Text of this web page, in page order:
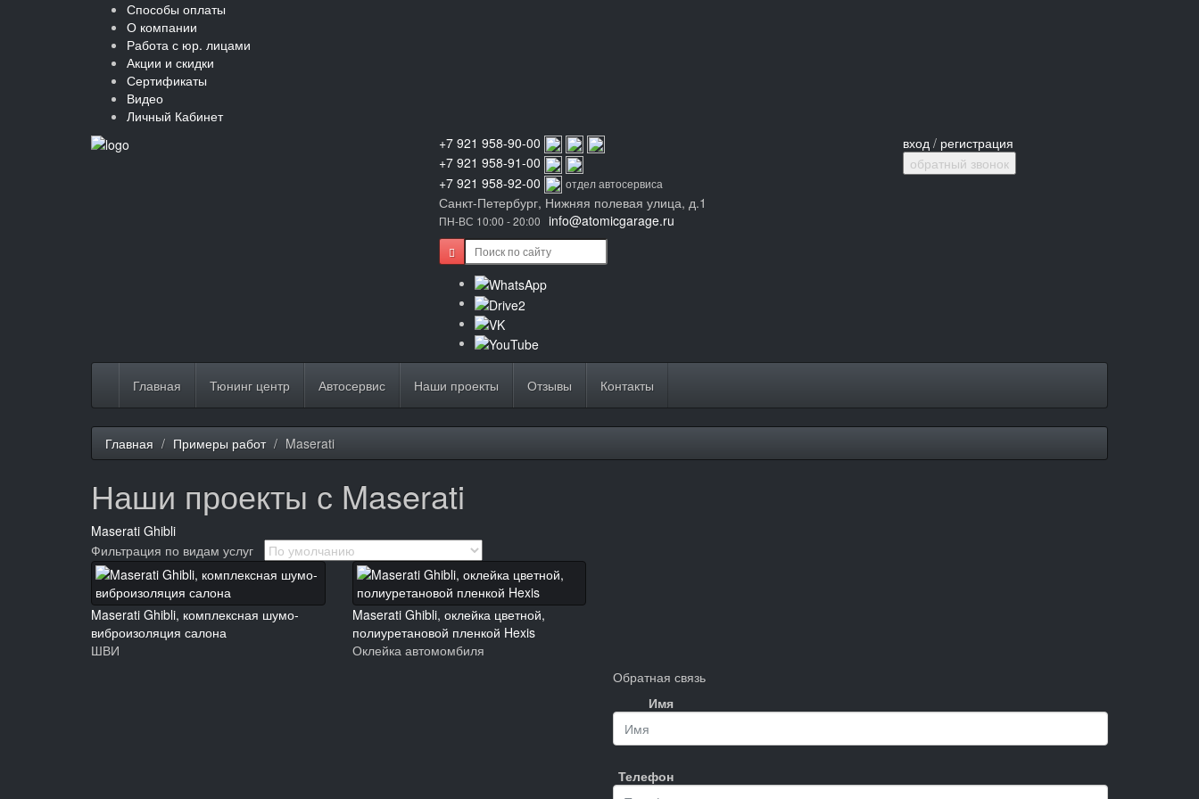
Способы оплаты
О компании
Работа с юр. лицами
Акции и скидки
Сертификаты
Видео
Личный Кабинет
+7 921 958-90-00
+7 921 958-91-00
+7 921 958-92-00
отдел автосервиса
Санкт-Петербург, Нижняя полевая улица, д.1
ПН-ВС 10:00 - 20:00 info@atomicgarage.ru
вход/ регистрация
обратный звонок
Главная Тюнинг центр Автосервис Наши проекты Отзывы Контакты
Главная Примеры работ Maserati
Наши проекты с Maserati
Maserati Ghibli
Фильтрация по видам услуг
Maserati Ghibli, комплексная шумо-
виброизоляция салона
ШВИ
Maserati Ghibli, оклейка цветной,
полиуретановой пленкой Hexis
Оклейка автомомбиля
Обратная связь
Имя
Телефон